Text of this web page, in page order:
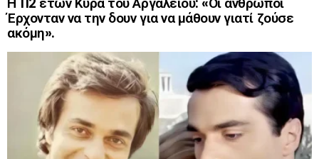
Έρχονταν να την δουν για να μάθουν γιατί ζούσε
ακόμη».